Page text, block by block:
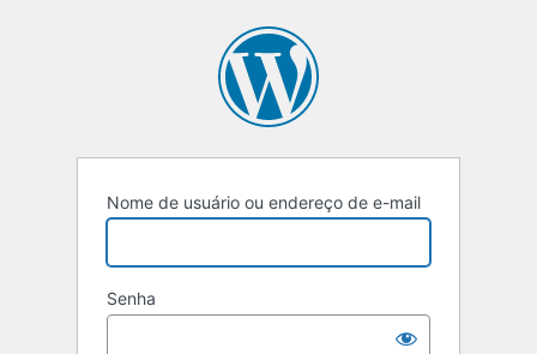
Nome de usuário ou endereço de e-mail
Senha